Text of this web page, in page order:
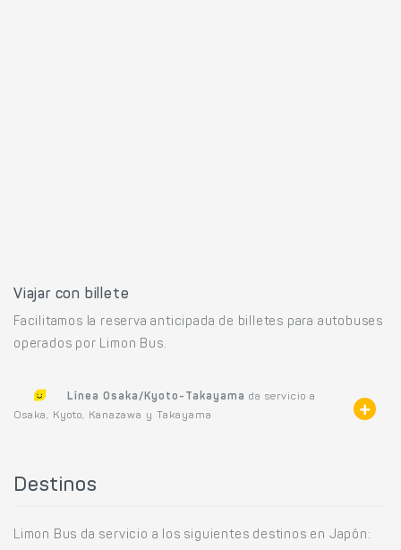
Viajar con billete
Facilitamos la reserva anticipada de billetes para autobuses
operados por Limon Bus.
Línea Osaka/Kyoto-Takayama da servicio a
Osaka, Kyoto, Kanazawa y Takayama
Destinos
Limon Bus da servicio a los siguientes destinos en Japón: